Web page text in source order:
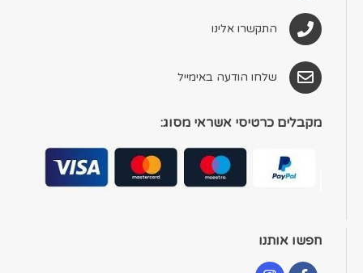
התקשרו אלינו
שלחו הודעה באימייל
מקבלים כרטיסי אשראי מסוג:
חפשו אותנו